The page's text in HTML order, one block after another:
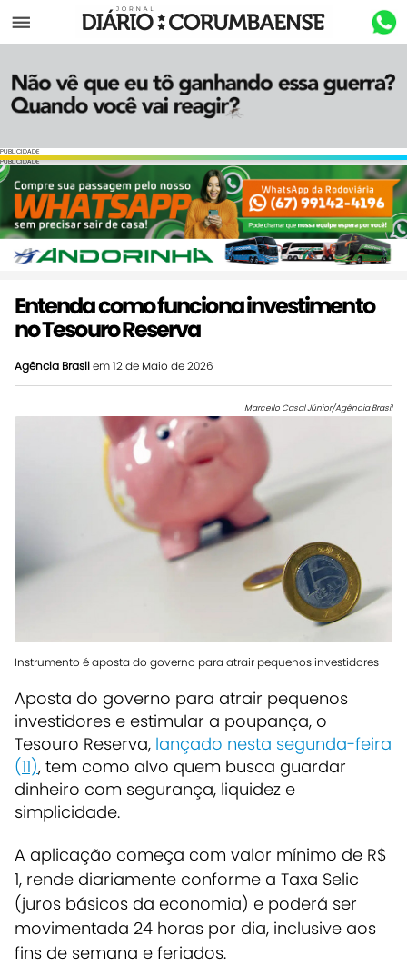
Menu
PUBLICIDADE
PUBLICIDADE
Entenda como funciona investimento
no Tesouro Reserva
Agência Brasilem 12 de Maio de 2026
Marcello Casal Júnior/Agência Brasil
Instrumento é aposta do governo para atrair pequenos investidores
Aposta do governo para atrair pequenos
investidores e estimular a poupança, o
Tesouro Reserva, lançado nesta segunda-feira
(11), tem como alvo quem busca guardar
dinheiro com segurança, liquidez e
simplicidade.
A aplicação começa com valor mínimo de R$
1, rende diariamente conforme a Taxa Selic
(juros básicos da economia) e poderá ser
movimentada 24 horas por dia, inclusive aos
fins de semana e feriados.